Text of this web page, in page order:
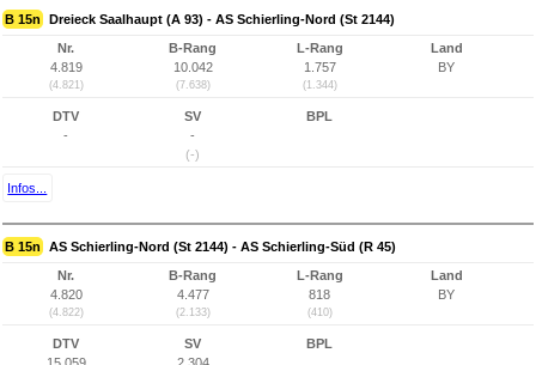
B 15n Dreieck Saalhaupt (A 93) - AS Schierling-Nord (St 2144)
Nr.
4.819
(4.821)
B-Rang
10.042
(7.638)
L-Rang
1.757
(1.344)
Land
BY
DTV
-
SV
-
(-)
BPL
Infos...
B 15n AS Schierling-Nord (St 2144) - AS Schierling-Süd (R 45)
Nr.
4.820
(4.822)
B-Rang
4.477
(2.133)
L-Rang
818
(410)
Land
BY
DTV
SV
BPL